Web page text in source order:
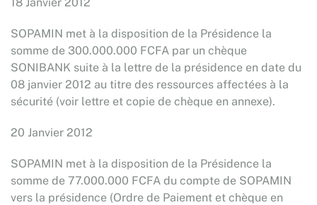
SOPAMIN met à la disposition de la Présidence la
somme de 300.000.000 FCFA par un chèque
SONIBANK suite à la lettre de la présidence en date du
08 janvier 2012 au titre des ressources affectées à la
sécurité (voir lettre et copie de chèque en annexe).
20 Janvier 2012
SOPAMIN met à la disposition de la Présidence la
somme de 77.000.000 FCFA du compte de SOPAMIN
vers la présidence (Ordre de Paiement et chèque en